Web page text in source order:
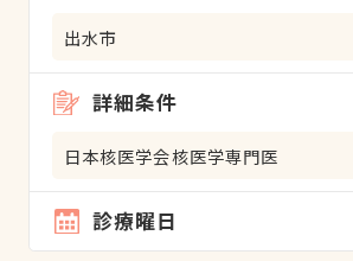
出水市
詳細条件
日本核医学会核医学専門医
診療曜日